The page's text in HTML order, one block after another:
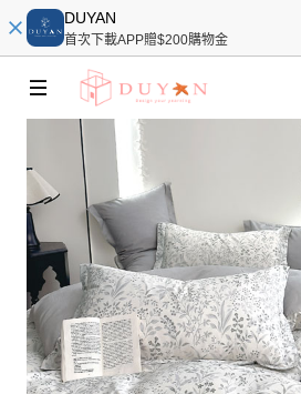
DUYAN
首次下載APP贈$200購物金